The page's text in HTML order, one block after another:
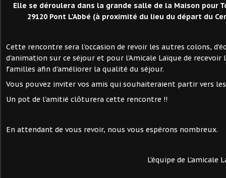
Elle se déroulera dans la grande salle de la Maison pour
29120 Pont L'Abbé (à proximité du lieu du départ du
Cette rencontre sera l'occasion de revoir les autres colons,
d'animation sur ce séjour et pour l'Amicale Laïque de recevoir
familles afin d'améliorer la qualité du séjour.
Vous pouvez inviter vos amis qui souhaiteraient partir vers
Un pot de l’amitié clôturera cette rencontre !!
En attendant de vous revoir, nous vous espérons nombreux.
L'équipe de L'amicale